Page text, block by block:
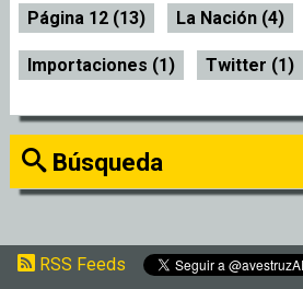
Página 12 (13) La Nación (4)
Importaciones (1) Twitter (1)
Búsqueda
RSS Feeds